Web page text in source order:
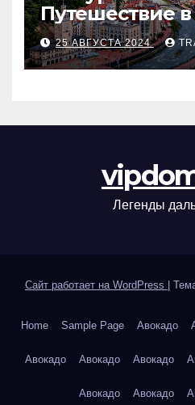
Путешествие
25 АВГУСТА 2024
Легенды
Сайт работает на WordPress
Home Sample Page Авокадо
Авокадо Авокадо Авокадо
Авокадо Авокадо